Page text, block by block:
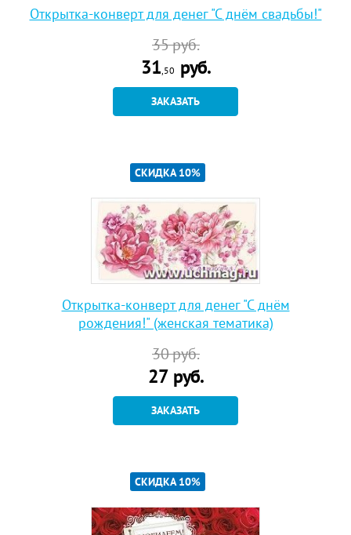
Открытка-конверт для денег "С днём свадьбы!"
35руб.
31,50 руб.
ЗАКАЗАТЬ
СКИДКА 10%
Открытка-конверт для денег "С днём
рождения!" (женская тематика)
30руб.
27руб.
ЗАКАЗАТЬ
СКИДКА 10%